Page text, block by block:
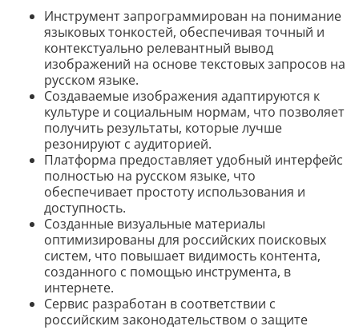
Инструмент запрограммирован на понимание
языковых тонкостей, обеспечивая точный и
контекстуально релевантный вывод
изображений на основе текстовых запросов на
русском языке.
Создаваемые изображения адаптируются к
культуре и социальным нормам, что позволяет
получить результаты, которые лучше
резонируют с аудиторией.
Платформа предоставляет удобный интерфейс
полностью на русском языке, что
обеспечивает простоту использования и
доступность.
Созданные визуальные материалы
оптимизированы для российских поисковых
систем, что повышает видимость контента,
созданного с помощью инструмента, в
интернете.
Сервис разработан в соответствии с
российским законодательством о защите